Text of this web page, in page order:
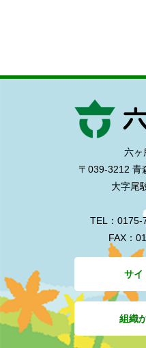
六ヶ
〒039-3212 青
大字尾
TEL：0175-
FAX：
サイ
組織